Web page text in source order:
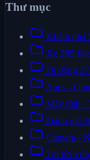
Thư mục
folder Khám phá
folder Xe 285
folder Di động
folder Apps -
folder Máy tính -
folder Đánh giá
folder Camera -
folder Tin tức